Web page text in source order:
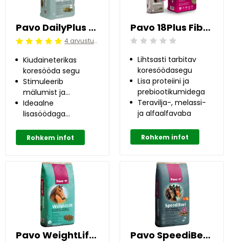
Pavo DailyPlus 12 kg
Beoordeling: 5/5 4 arvustused
Kiudaineterikas
koresööda segu
Stimuleerib
mälumist ja
pikendab
söömisaega
Ideaalne
lisasöödaga
Rohkem infot
Pavo 18Plus Fibre 12 kg
Beoordeling: 0/5
Lihtsasti tarbitav
koresöödasegu
Lisa proteiini ja
prebiootikumidega
Teravilja-, melassi-
ja alfaalfavaba
Rohkem infot
Pavo WeightLift 20 kg Pavo SpeediBeet 15 kg